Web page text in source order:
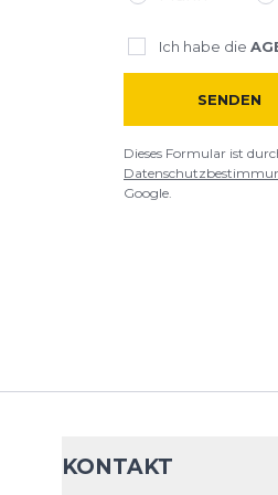
Ich habe die
SENDEN
Dieses Formular ist
Google.
KONTAKT